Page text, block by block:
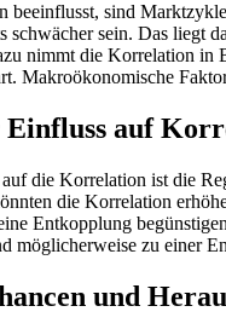
beeinflusst, sind
sein. Das liegt
nimmt die Korrelation
Makroökonomische
auf
die Korrelation ist die
die Korrelation
Entkopplung
möglicherweise zu einer
und